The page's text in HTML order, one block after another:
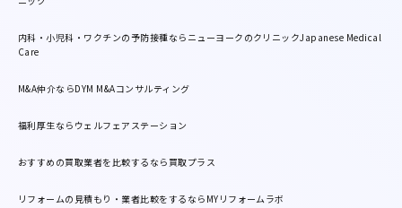
内科・小児科・ワクチンの予防接種ならニューヨークのクリニックJapanese Medical
Care
M&A仲介ならDYM M&Aコンサルティング
福利厚生ならウェルフェアステーション
おすすめの買取業者を比較するなら買取プラス
リフォームの見積もり・業者比較をするならMYリフォームラボ